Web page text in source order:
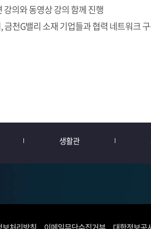
강의와 동영상 강의 함께 진행
금천G밸리 소재 기업들과 협력 네트워크
생활관